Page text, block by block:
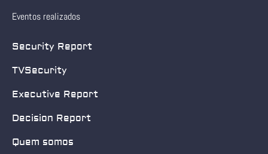
Eventos realizados
Security Report
TVSecurity
Executive Report
Decision Report
Quem somos